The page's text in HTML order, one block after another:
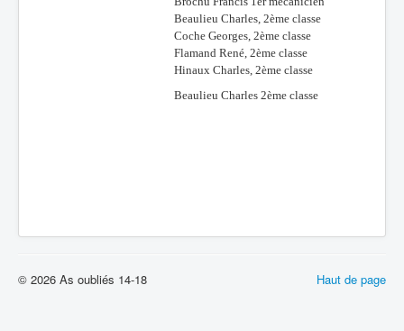
Beaulieu Charles, 2ème classe
Coche Georges, 2ème classe
Flamand René, 2ème classe
Hinaux Charles, 2ème classe
Beaulieu Charles 2ème classe
Haut de page
© 2026 As oubliés 14-18